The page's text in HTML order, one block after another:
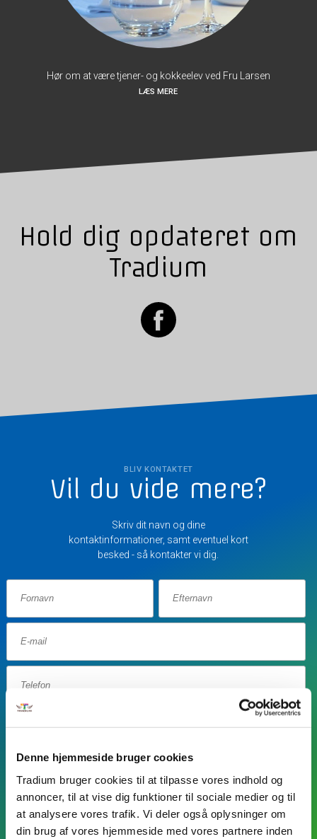
Denne hjemmeside bruger cookies
Tradium bruger cookies til at tilpasse vores indhold og
annoncer, til at vise dig funktioner til sociale medier og til
at analysere vores trafik. Vi deler også oplysninger om
din brug af vores hjemmeside med vores partnere inden
Hør om at være tjener- og kokkeelev ved Fru Larsen
LÆS MERE
Hold dig opdateret om
Tradium
BLIV KONTAKTET
Vil du vide mere?
Skriv dit navn og dine
kontaktinformationer, samt eventuel kort
besked - så kontakter vi dig.